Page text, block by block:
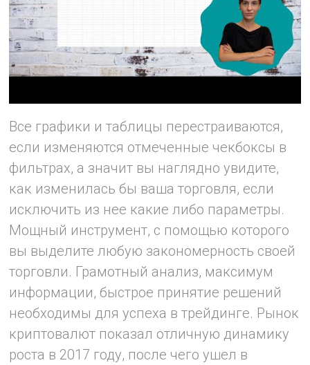
Все графики и таблицы перестраиваются,
если изменяются отмеченные чекбоксы в
фильтрах, а значит вы наглядно увидите,
как изменилась бы ваша торговля, если
исключить из нее какие либо параметры.
Мощный инструмент, с помощью которого
вы выделите любую закономерность своей
торговли. Грамотный анализ, максимум
информации, быстрое принятие решений
необходимы для успеха в трейдинге. Рынок
криптовалют показал отличную динамику
роста в 2017 году, после чего ушел в